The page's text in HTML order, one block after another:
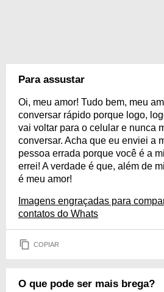
Para assustar
Oi, meu amor! Tudo bem, meu
conversar rápido porque logo,
vai voltar para o celular e nunca
conversar. Acha que eu enviei a
pessoa errada porque você é a
errei! A verdade é que, além de
é meu amor!
Imagens engraçadas para
contatos do Whats
COPIAR
O que pode ser mais brega?